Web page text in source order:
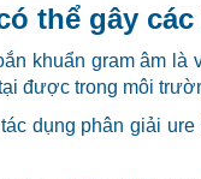
thể gây
khuẩn gram âm
được trong môi
dụng phân giải